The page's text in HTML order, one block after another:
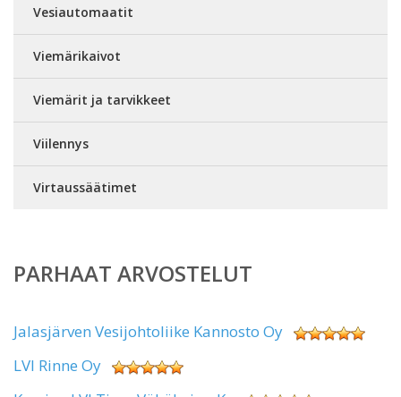
Vesiautomaatit
Viemärikaivot
Viemärit ja tarvikkeet
Viilennys
Virtaussäätimet
PARHAAT ARVOSTELUT
Jalasjärven Vesijohtoliike Kannosto Oy
LVI Rinne Oy